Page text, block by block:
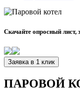
Скачайте опросный лист,
Заявка в 1 клик
ПАРОВОЙ